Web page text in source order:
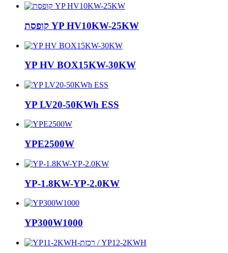
קופסת YP HV10KW-25KW
YP HV BOX15KW-30KW
YP LV20-50KWh ESS
YPE2500W
YP-1.8KW-YP-2.0KW
YP300W1000